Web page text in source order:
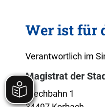
Wer ist für
Verantwortlich im
Magistrat der
Stechbahn 1